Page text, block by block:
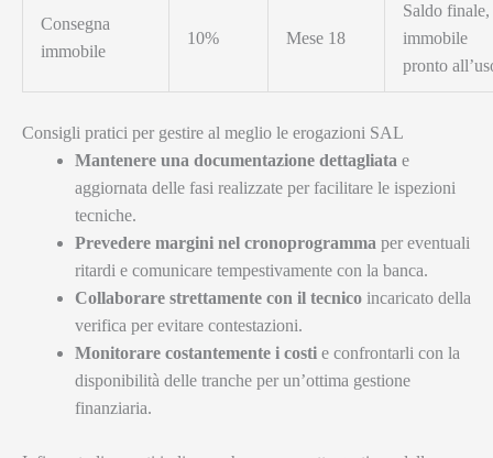
Consegna
immobile
10% Mese 18
Saldo finale,
immobile
pronto
Consigli pratici per gestire al meglio le erogazioni SAL
Mantenere una documentazione dettagliata e
aggiornata delle fasi realizzate per facilitare le ispezioni
tecniche.
Prevedere margini nel cronoprogramma per eventuali
ritardi e comunicare tempestivamente con la banca.
Collaborare strettamente con il tecnico incaricato della
verifica per evitare contestazioni.
Monitorare costantemente i costi e confrontarli con la
disponibilità delle tranche per un’ottima gestione
finanziaria.